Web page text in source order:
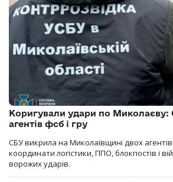
Коригували удари по Миколаєву:
агентів фсб і гру
СБУ викрила на Миколаївщині двох
координати логістики, ППО, блокпостів і
ворожих ударів.